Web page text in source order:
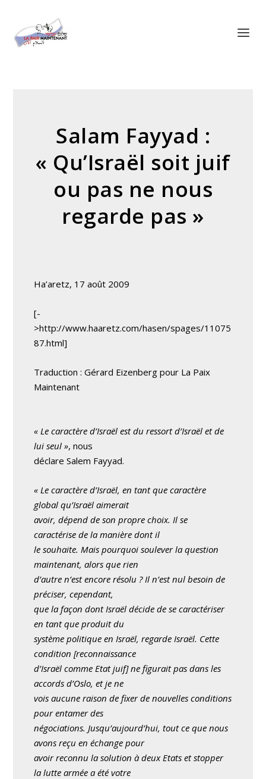
Salam Fayyad :
« Qu’Israël soit juif
ou pas ne nous
regarde pas »
Ha’aretz, 17 août 2009
[-
>http://www.haaretz.com/hasen/spages/11075
87.html]
Traduction : Gérard Eizenberg pour La Paix
Maintenant
« Le caractère d’Israël est du ressort d’Israël et de
lui seul », nous
déclare Salem Fayyad.
« Le caractère d’Israël, en tant que caractère
global qu’Israël aimerait
avoir, dépend de son propre choix. Il se
caractérise de la manière dont il
le souhaite. Mais pourquoi soulever la question
maintenant, alors que rien
d’autre n’est encore résolu ? Il n’est nul besoin de
préciser, cependant,
que la façon dont Israël décide de se caractériser
en tant que produit du
système politique en Israël, regarde Israël. Cette
condition [reconnaissance
d’Israël comme Etat juif] ne figurait pas dans les
accords d’Oslo, et je ne
vois aucune raison de fixer de nouvelles conditions
pour entamer des
négociations. Jusqu’aujourd’hui, tout ce que nous
avons reçu en échange pour
avoir reconnu la solution à deux Etats et stopper
la lutte armée a été votre